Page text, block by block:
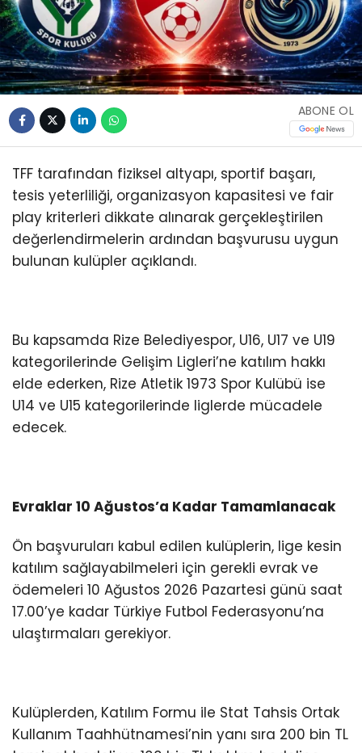
ABONE OL
TFF tarafından fiziksel altyapı, sportif başarı,
tesis yeterliliği, organizasyon kapasitesi ve fair
play kriterleri dikkate alınarak gerçekleştirilen
değerlendirmelerin ardından başvurusu uygun
bulunan kulüpler açıklandı.
Bu kapsamda Rize Belediyespor, U16, U17 ve U19
kategorilerinde Gelişim Ligleri’ne katılım hakkı
elde ederken, Rize Atletik 1973 Spor Kulübü ise
U14 ve U15 kategorilerinde liglerde mücadele
edecek.
Evraklar 10 Ağustos’a Kadar Tamamlanacak
Ön başvuruları kabul edilen kulüplerin, lige kesin
katılım sağlayabilmeleri için gerekli evrak ve
ödemeleri 10 Ağustos 2026 Pazartesi günü saat
17.00’ye kadar Türkiye Futbol Federasyonu’na
ulaştırmaları gerekiyor.
Kulüplerden, Katılım Formu ile Stat Tahsis Ortak
Kullanım Taahhütnamesi’nin yanı sıra 200 bin TL